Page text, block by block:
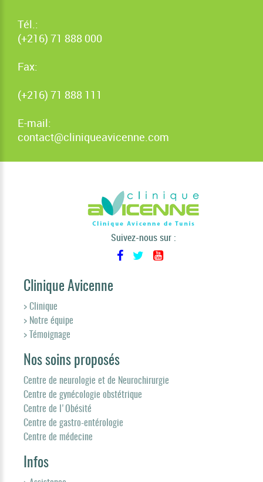
Tél.:
(+216) 71 888 000
Fax:
(+216) 71 888 111
E-mail:
contact@cliniqueavicenne.com
Suivez-nous sur :
Clinique Avicenne
> Clinique
> Notre équipe
> Témoignage
Nos soins proposés
Centre de neurologie et de Neurochirurgie
Centre de gynécologie obstétrique
Centre de l'Obésité
Centre de gastro-entérologie
Centre de médecine
Infos